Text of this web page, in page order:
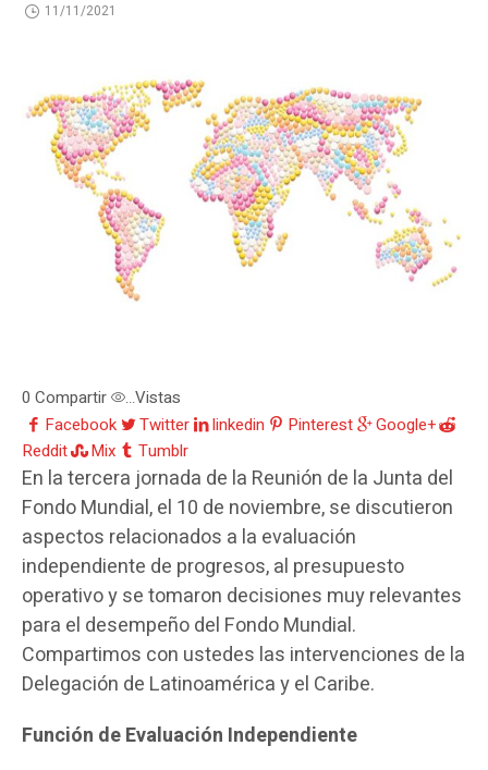
11/11/2021
0 Compartir ...Vistas
Facebook
Twitter linkedin Pinterest
Google+
Reddit
Mix Tumblr
En la tercera jornada de la Reunión de la Junta del
Fondo Mundial, el 10 de noviembre, se discutieron
aspectos relacionados a la evaluación
independiente de progresos, al presupuesto
operativo y se tomaron decisiones muy relevantes
para el desempeño del Fondo Mundial.
Compartimos con ustedes las intervenciones de la
Delegación de Latinoamérica y el Caribe.
Función de Evaluación Independiente